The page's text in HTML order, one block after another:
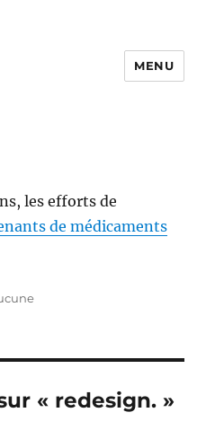
MENU
les efforts de
de médicaments
« redesign. »